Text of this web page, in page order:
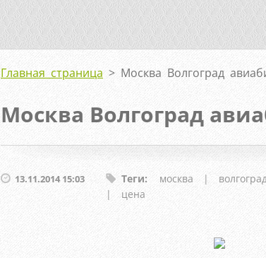
Главная страница > Москва Волгоград
Москва Волгоград
13.11.2014 15:03 Теги: москва | волгоград
|
цена